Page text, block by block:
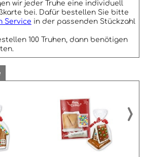
wir jeder Truhe eine individuell
bei. Dafür bestellen Sie bitte
Service in der passenden Stückzahl
100 Truhen, dann benötigen
›